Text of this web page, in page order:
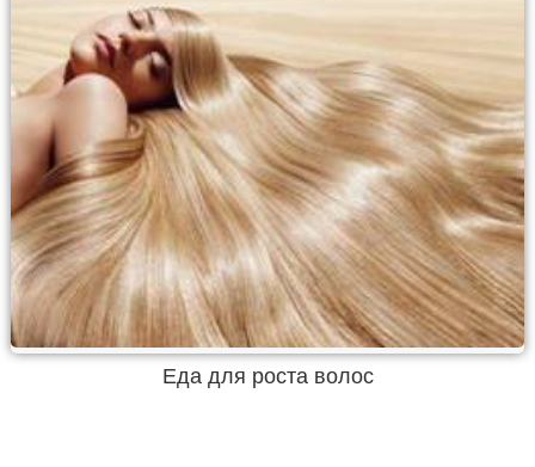
Еда для роста волос